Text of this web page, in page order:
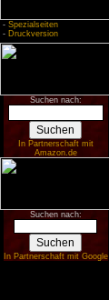
- Spezialseiten
- Druckversion
Suchen nach:
In Partnerschaft mit
Amazon.de
Suchen nach:
In Partnerschaft mit Google